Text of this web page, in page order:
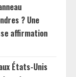
? Une
affirmation
États-Unis